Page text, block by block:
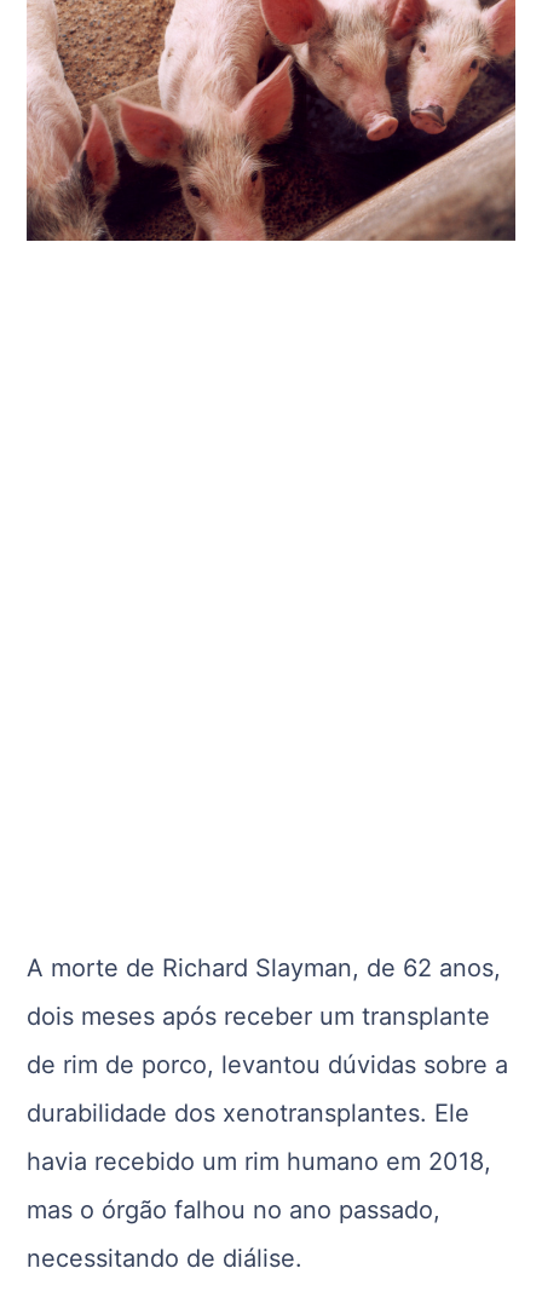
A morte de Richard Slayman, de 62 anos,
dois meses após receber um transplante
de rim de porco, levantou dúvidas sobre a
durabilidade dos xenotransplantes. Ele
havia recebido um rim humano em 2018,
mas o órgão falhou no ano passado,
necessitando de diálise.